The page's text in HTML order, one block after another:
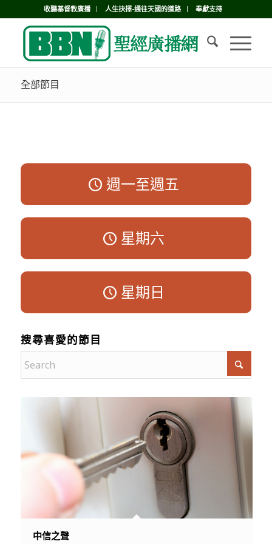
收聽基督教廣播 人生抉擇-通往天國的道路 奉獻支持
全部節目
週一至週五
星期六
星期日
搜尋喜愛的節目
中信之聲